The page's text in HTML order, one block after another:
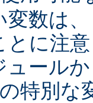
数は
とに注
ュール
特別な